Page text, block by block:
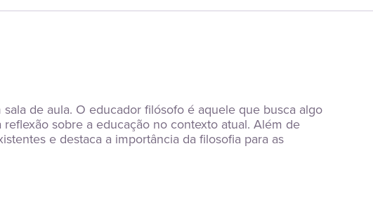
de aula. O educador filósofo é aquele que busca algo
sobre a educação no contexto atual. Além de
e destaca a importância da filosofia para as